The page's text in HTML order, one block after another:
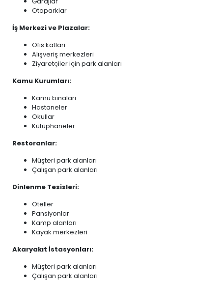
Otoparklar
İş Merkezi ve Plazalar:
Ofis katları
Alışveriş merkezleri
Ziyaretçiler için park alanları
Kamu Kurumları:
Kamu binaları
Hastaneler
Okullar
Kütüphaneler
Restoranlar:
Müşteri park alanları
Çalışan park alanları
Dinlenme Tesisleri:
Oteller
Pansiyonlar
Kamp alanları
Kayak merkezleri
Akaryakıt İstasyonları:
Müşteri park alanları
Çalışan park alanları